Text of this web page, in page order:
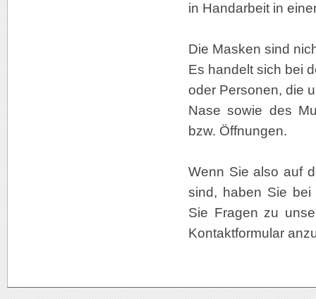
in Handarbeit in
Die Masken sind
Es handelt sich bei
oder Personen, die
Nase sowie des
bzw. Öffnungen.
Wenn Sie also auf
sind, haben Sie bei
Sie Fragen zu
Kontaktformular